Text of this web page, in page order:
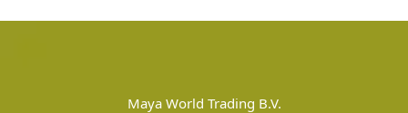
Maya World Trading B.V.